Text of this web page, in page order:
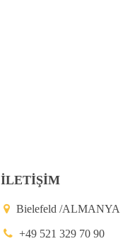
İLETİŞİM
Bielefeld /ALMANYA
+49 521 329 70 90